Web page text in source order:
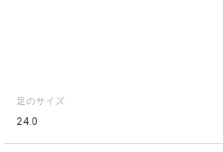
足のサイズ
24.0